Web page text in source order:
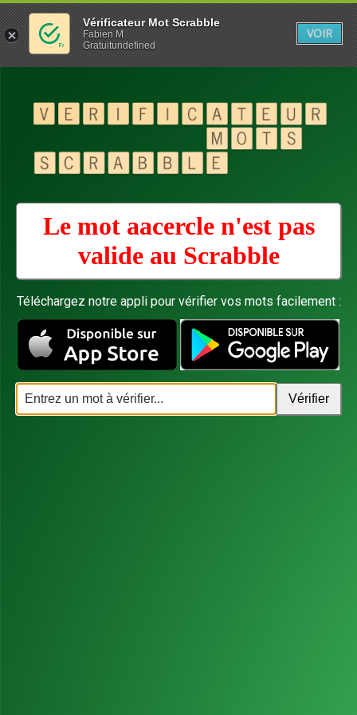
Le mot aacercle n'est pas
valide au Scrabble
Téléchargez notre appli pour vérifier vos mots facilement :
Vérificateur Mot Scrabble
Fabien M
Gratuitundefined
VOIR